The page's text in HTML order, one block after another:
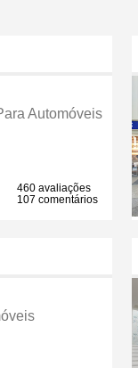
Automóveis
460 avaliações
107 comentários